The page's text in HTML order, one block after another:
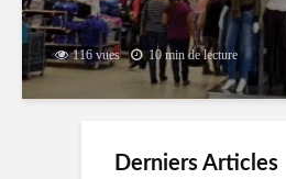
116 vues 10 min de lecture
Derniers Articles